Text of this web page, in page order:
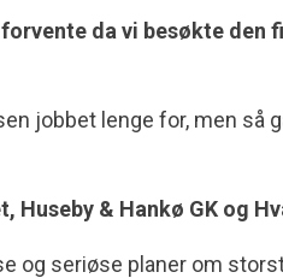
da vi besøkte den
jobbet lenge for, men så
Huseby & Hankø GK og
og seriøse planer om